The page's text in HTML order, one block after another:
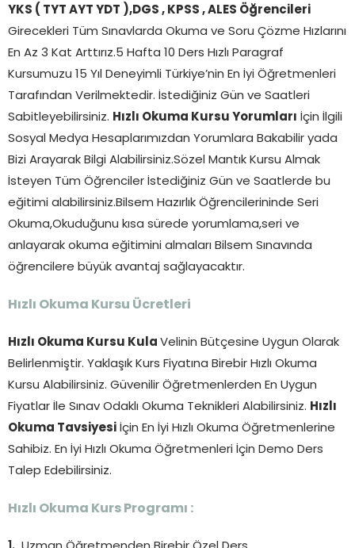
YKS ( TYT AYT YDT ),DGS , KPSS , ALES Öğrencileri
Girecekleri Tüm Sınavlarda Okuma ve Soru Çözme Hızlarını
En Az 3 Kat Arttırız.5 Hafta 10 Ders Hızlı Paragraf
Kursumuzu 15 Yıl Deneyimli Türkiye’nin En İyi Öğretmenleri
Tarafından Verilmektedir. İstediğiniz Gün ve Saatleri
Sabitleyebilirsiniz. Hızlı Okuma Kursu Yorumları
İçin İlgili
Sosyal Medya Hesaplarımızdan Yorumlara Bakabilir yada
Bizi Arayarak Bilgi Alabilirsiniz.Sözel Mantık Kursu Almak
İsteyen Tüm Öğrenciler İstediğiniz Gün ve Saatlerde bu
eğitimi alabilirsiniz.Bilsem Hazırlık Öğrencilerininde Seri
Okuma,Okuduğunu kısa sürede yorumlama,seri ve
anlayarak okuma eğitimini almaları Bilsem Sınavında
öğrencilere büyük avantaj sağlayacaktır.
Hızlı Okuma Kursu Ücretleri
Hızlı Okuma Kursu Kula Velinin Bütçesine Uygun Olarak
Belirlenmiştir. Yaklaşık Kurs Fiyatına Birebir Hızlı Okuma
Kursu Alabilirsiniz. Güvenilir Öğretmenlerden En Uygun
Fiyatlar İle Sınav Odaklı Okuma Teknikleri Alabilirsiniz. Hızlı
Okuma Tavsiyesi
İçin En İyi Hızlı Okuma Öğretmenlerine
Sahibiz. En İyi Hızlı Okuma Öğretmenleri İçin Demo Ders
Talep Edebilirsiniz.
Hızlı Okuma Kurs Programı :